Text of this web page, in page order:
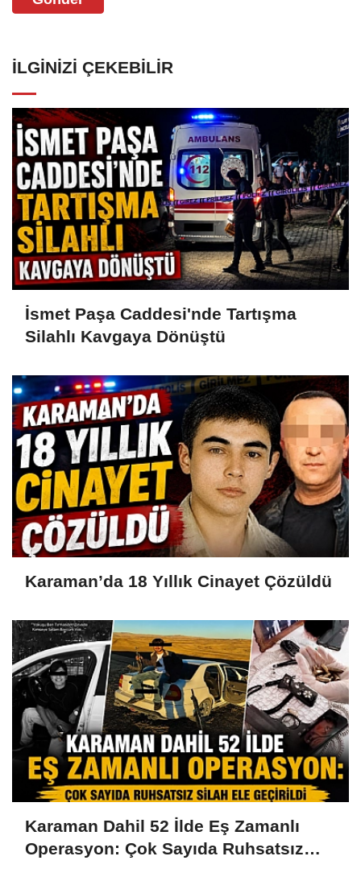
İLGINIZI ÇEKEBILIR
İsmet Paşa Caddesi'nde Tartışma
Silahlı Kavgaya Dönüştü
Karaman’da 18 Yıllık Cinayet Çözüldü
Karaman Dahil 52 İlde Eş Zamanlı
Operasyon: Çok Sayıda Ruhsatsız